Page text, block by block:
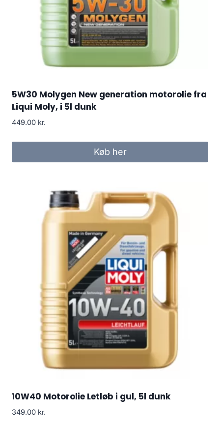
5W30 Molygen New generation motorolie fra
Liqui Moly, i 5l dunk
449.00 kr.
Køb her
10W40 Motorolie Letløb i gul, 5l dunk
349.00 kr.